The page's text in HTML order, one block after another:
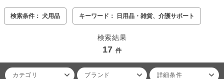
検索条件： 犬用品 キーワード： 日用品・雑貨、介護サポート
検索結果
17 件
カテゴリ ブランド 詳細条件